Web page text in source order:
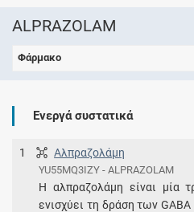
ALPRAZOLAM
Φάρμακο
Ενεργά συστατικά
1 Αλπραζολάμη
YU55MQ3IZY - ALPRAZOLAM
Η αλπραζολάμη είναι μία
ενισχύει τη δράση των